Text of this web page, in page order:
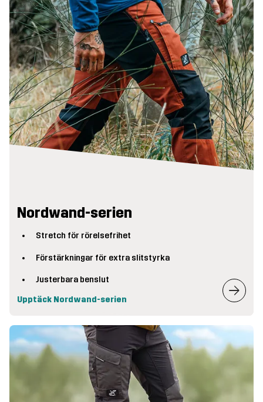
Nordwand-serien
Stretch för rörelsefrihet
Förstärkningar för extra slitstyrka
Justerbara benslut
Upptäck Nordwand-serien